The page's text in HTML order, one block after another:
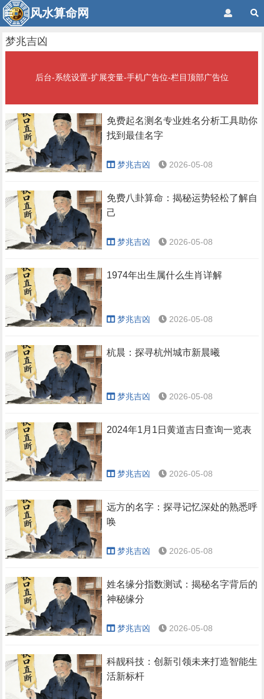
风水算命网
梦兆吉凶
后台-系统设置-扩展变量-手机广告位-栏目顶部广告位
免费起名测名专业姓名分析工具助你
找到最佳名字
梦兆吉凶 2026-05-08
免费八卦算命：揭秘运势轻松了解自
己
梦兆吉凶 2026-05-08
1974年出生属什么生肖详解
梦兆吉凶 2026-05-08
杭晨：探寻杭州城市新晨曦
梦兆吉凶 2026-05-08
2024年1月1日黄道吉日查询一览表
梦兆吉凶 2026-05-08
远方的名字：探寻记忆深处的熟悉呼
唤
梦兆吉凶 2026-05-08
姓名缘分指数测试：揭秘名字背后的
神秘缘分
梦兆吉凶 2026-05-08
科靓科技：创新引领未来打造智能生
活新标杆